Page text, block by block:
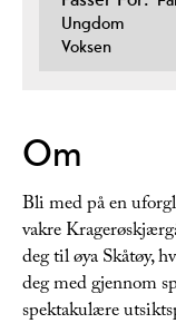
Ungdom
Voksen
Om
Bli med på en
vakre
deg til øya Skåtøy,
deg med gjennom
spektakulære